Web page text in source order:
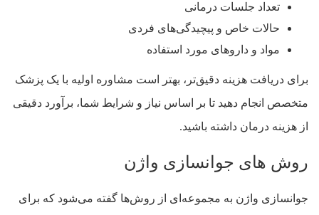
تعداد جلسات درمانی
حالات خاص و پیچیدگی‌های فردی
مواد و داروهای مورد استفاده
برای دریافت هزینه دقیق‌تر، بهتر است مشاوره اولیه با یک پزشک
متخصص انجام دهید تا بر اساس نیاز و شرایط شما، برآورد دقیقی
از هزینه درمان داشته باشید.
روش های جوانسازی واژن
جوانسازی واژن به مجموعه‌ای از روش‌ها گفته می‌شود که برای